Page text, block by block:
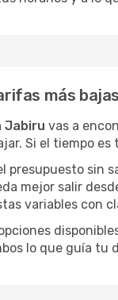
más
Jabiru vas a
Si el tiempo
presupuesto sin
mejor salir
variables con
lo que guía tu